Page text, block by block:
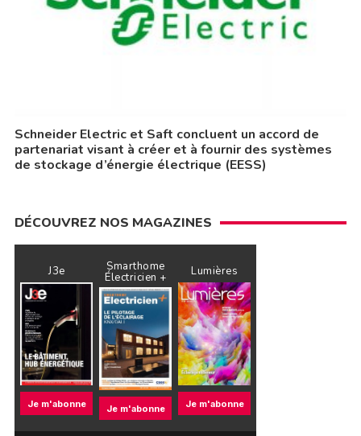
Schneider Electric et Saft concluent un accord de
partenariat visant à créer et à fournir des systèmes
de stockage d’énergie électrique (EESS)
DÉCOUVREZ NOS MAGAZINES
J3e
Je m'abonne
Smarthome
Électricien +
Je m'abonne
Lumières
Je m'abonne